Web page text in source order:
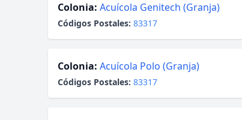
Colonia: Acuícola Genitech (Granja)
Códigos Postales: 83317
Colonia: Acuícola Polo (Granja)
Códigos Postales: 83317